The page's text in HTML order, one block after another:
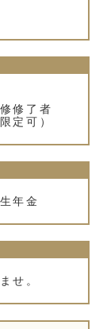
修了者
定可）
年金
せ。